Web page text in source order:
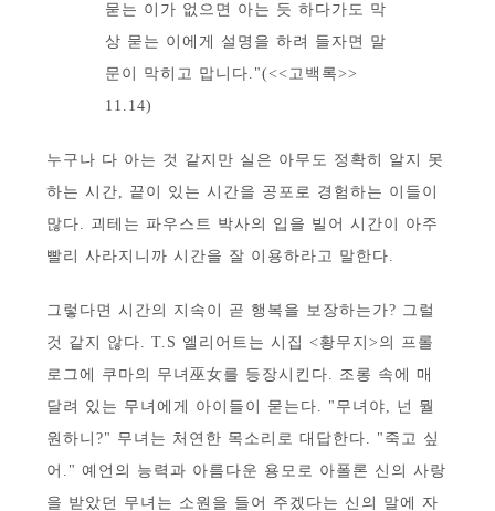
묻는 이가 없으면 아는 듯 하다가도 막
상 묻는 이에게 설명을 하려 들자면 말
문이 막히고 맙니다."(<<고백록>>
11.14)
누구나 다 아는 것 같지만 실은 아무도 정확히 알지 못
하는 시간, 끝이 있는 시간을 공포로 경험하는 이들이
많다. 괴테는 파우스트 박사의 입을 빌어 시간이 아주
빨리 사라지니까 시간을 잘 이용하라고 말한다.
그렇다면 시간의 지속이 곧 행복을 보장하는가? 그럴
것 같지 않다. T.S 엘리어트는 시집 <황무지>의 프롤
로그에 쿠마의 무녀巫女를 등장시킨다. 조롱 속에 매
달려 있는 무녀에게 아이들이 묻는다. "무녀야, 넌 뭘
원하니?" 무녀는 처연한 목소리로 대답한다. "죽고 싶
어." 예언의 능력과 아름다운 용모로 아폴론 신의 사랑
을 받았던 무녀는 소원을 들어 주겠다는 신의 말에 자